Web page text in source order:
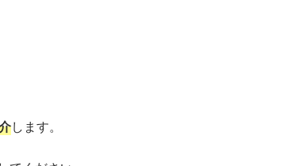
します。